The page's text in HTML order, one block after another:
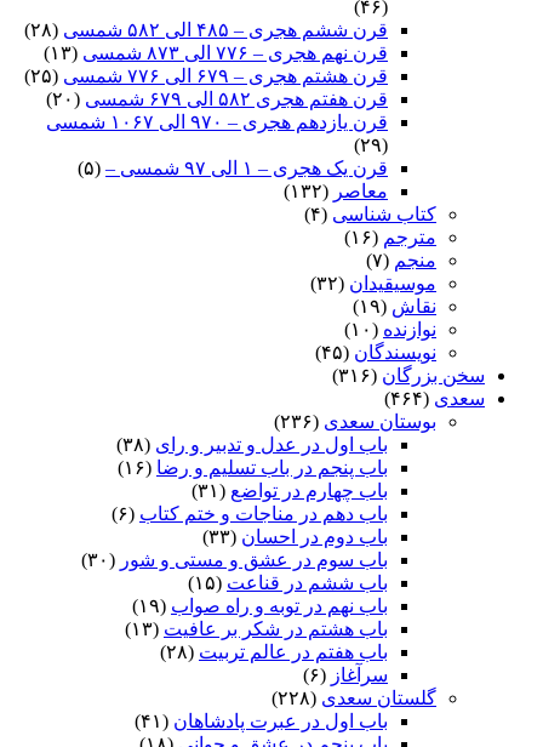
(۴۶)
قرن ششم هجری – ۴۸۵ الی ۵۸۲ شمسی
(۲۸)
قرن نهم هجری – ۷۷۶ الی ۸۷۳ شمسی
(۱۳)
قرن هشتم هجری – ۶۷۹ الی ۷۷۶ شمسی
(۲۵)
قرن هفتم هجری ۵۸۲ الی ۶۷۹ شمسی
(۲۰)
قرن یازدهم هجری – ۹۷۰ الی ۱۰۶۷ شمسی
(۲۹)
قرن یک هجری – ۱ الی ۹۷ شمسی –
(۵)
معاصر (۱۳۲)
کتاب شناسی (۴)
مترجم (۱۶)
منجم (۷)
موسیقیدان (۳۲)
نقاش (۱۹)
نوازنده (۱۰)
نویسندگان (۴۵)
سخن بزرگان (۳۱۶)
سعدی (۴۶۴)
بوستان سعدی (۲۳۶)
باب اول در عدل و تدبیر و رای (۳۸)
باب پنجم در باب تسلیم و رضا (۱۶)
باب چهارم در تواضع (۳۱)
باب دهم در مناجات و ختم کتاب (۶)
باب دوم در احسان (۳۳)
باب سوم در عشق و مستی و شور (۳۰)
باب ششم در قناعت (۱۵)
باب نهم در توبه و راه صواب (۱۹)
باب هشتم در شکر بر عافیت (۱۳)
باب هفتم در عالم تربیت (۲۸)
سرآغاز (۶)
گلستان سعدی (۲۲۸)
باب اول در عبرت پادشاهان (۴۱)